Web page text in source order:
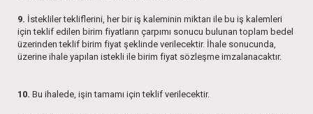
9. İstekliler tekliflerini, her bir iş kaleminin miktarı ile bu iş kalemleri
için teklif edilen birim fiyatların çarpımı sonucu bulunan toplam bedel
üzerinden teklif birim fiyat şeklinde verilecektir. İhale sonucunda,
üzerine ihale yapılan istekli ile birim fiyat sözleşme imzalanacaktır.
10. Bu ihalede, işin tamamı için teklif verilecektir.